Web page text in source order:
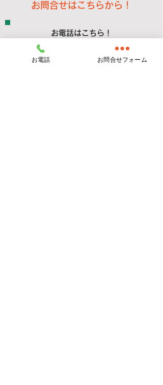
​お問合せはこちらから！
​お電話はこちら！
​TEL：024-953-3685
お電話 お問合せフォーム